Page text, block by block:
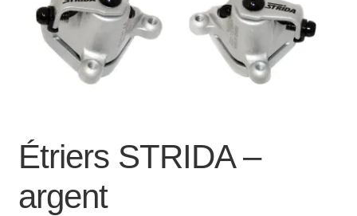
menu
Panier
SOLDES
Étriers STRIDA –
argent